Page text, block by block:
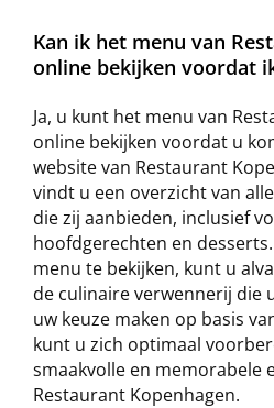
Kan ik het menu van
online bekijken voordat
Ja, u kunt het menu van
online bekijken voordat u
website van Restaurant
vindt u een overzicht van
die zij aanbieden, inclusief
hoofdgerechten en
menu te bekijken, kunt u
de culinaire verwennerij die
uw keuze maken op basis
kunt u zich optimaal
smaakvolle en memorabele
Restaurant Kopenhagen.